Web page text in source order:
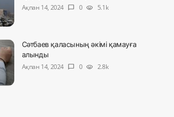
Ақпан 14, 2024
chat_bubble 0 visibility 5.1k
Сәтбаев қаласының әкімі қамауға
алынды
Ақпан 14, 2024
chat_bubble 0 visibility 2.8k